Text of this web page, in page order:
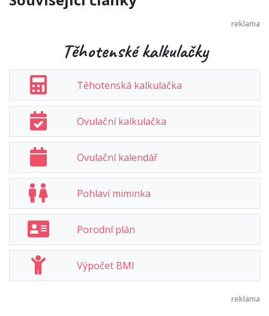
Těhotenské kalkulačky
Těhotenská kalkulačka
Ovulační kalkulačka
Ovulační kalendář
Pohlaví miminka
Porodní plán
Výpočet BMI